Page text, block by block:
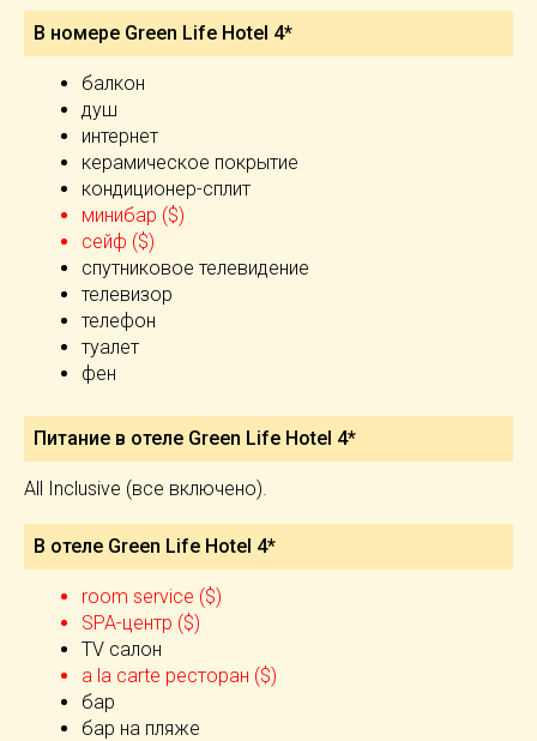
В номере Green Life Hotel 4*
балкон
душ
интернет
керамическое покрытие
кондиционер-сплит
минибар ($)
сейф ($)
спутниковое телевидение
телевизор
телефон
туалет
фен
Питание в отеле Green Life Hotel 4*
All Inclusive (все включено).
В отеле Green Life Hotel 4*
room service ($)
SPA-центр ($)
TV салон
а la carte ресторан ($)
бар
бар на пляже